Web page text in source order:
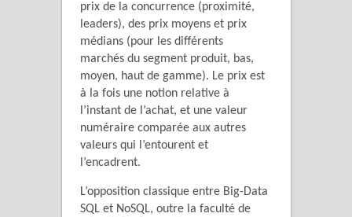
prix de la concurrence (proximité,
leaders), des prix moyens et prix
médians (pour les différents
marchés du segment produit, bas,
moyen, haut de gamme). Le prix est
à la fois une notion relative à
l’instant de l’achat, et une valeur
numéraire comparée aux autres
valeurs qui l’entourent et
l’encadrent.
L’opposition classique entre Big-Data
SQL et NoSQL, outre la faculté de